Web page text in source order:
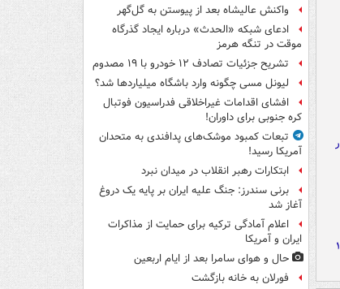
در راه ۱۱
واکنش عالیشاه بعد از پیوستن به گل‌گهر
ادعای شبکه «الحدث» درباره ایجاد گذرگاه
موقت در تنگه هرمز
تشریح جزئیات تصادف ۱۲ خودرو با ۱۹ مصدوم
لیونل مسی چگونه وارد باشگاه میلیاردها شد؟
افشای اقدامات غیراخلاقی فدراسیون فوتبال
کره جنوبی برای داوران!
تبعات کمبود موشک‌های پدافندی به متحدان
آمریکا رسید!
ابتکارات رهبر انقلاب در میدان نبرد
برنی سندرز: جنگ علیه ایران بر پایه یک دروغ
آغاز شد
اعلام آمادگی ترکیه برای حمایت از مذاکرات
ایران و آمریکا
حال و هوای سامرا بعد از ایام اربعین
فورلان به خانه بازگشت